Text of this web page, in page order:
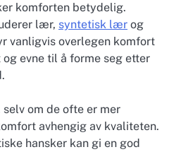
komforten betydelig.
lær, syntetisk lær og
vanligvis overlegen komfort
evne til å forme seg etter
om de ofte er mer
avhengig av kvaliteten.
hansker kan gi en god